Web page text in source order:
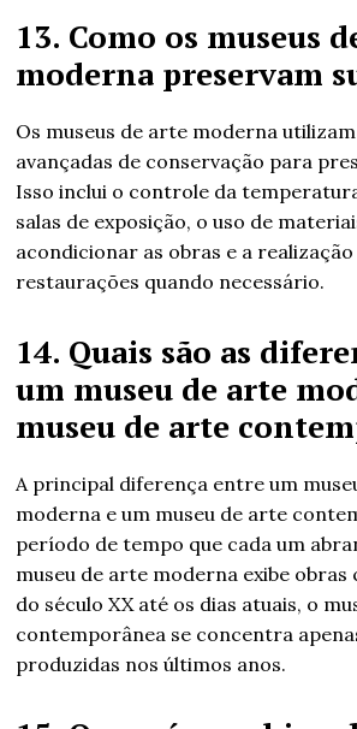
13. Como os museus
moderna preservam
Os museus de arte moderna
avançadas de conservação para
Isso inclui o controle da
salas de exposição, o uso de
acondicionar as obras e a
restaurações quando necessário.
14. Quais são as
um museu de arte
museu de arte
A principal diferença entre um
moderna e um museu de arte
período de tempo que cada um
museu de arte moderna exibe
do século XX até os dias atuais, o
contemporânea se concentra
produzidas nos últimos anos.